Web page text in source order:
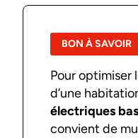
BON À SAVOIR
Pour
d’une
électriques
convient de